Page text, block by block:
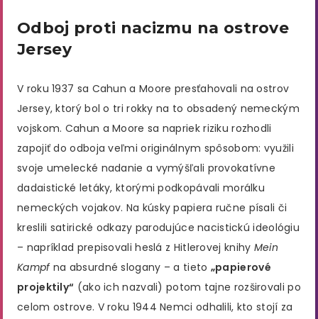
Odboj proti nacizmu na ostrove
Jersey
V roku 1937 sa Cahun a Moore presťahovali na ostrov
Jersey, ktorý bol o tri rokky na to obsadený nemeckým
vojskom. Cahun a Moore sa napriek riziku rozhodli
zapojiť do odboja veľmi originálnym spôsobom: využili
svoje umelecké nadanie a vymýšľali provokatívne
dadaistické letáky, ktorými podkopávali morálku
nemeckých vojakov​. Na kúsky papiera ručne písali či
kreslili satirické odkazy parodujúce nacistickú ideológiu
– napríklad prepisovali heslá z Hitlerovej knihy Mein
Kampfna absurdné slogany – a tieto „papierové
projektily“ (ako ich nazvali) potom tajne rozširovali po
celom ostrove​. V roku 1944 Nemci odhalili, kto stojí za